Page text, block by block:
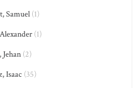
Samuel(1)
(1)
(2)
Isaac (35)